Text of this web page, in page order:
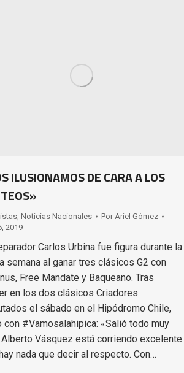
ILUSIONAMOS DE CARA A LOS
, Noticias Nacionales Por Ariel Gómez
2019
Carlos Urbina fue figura durante la
semana al ganar tres clásicos G2 con
Free Mandate y Baqueano. Tras
en los dos clásicos Criadores
el sábado en el Hipódromo Chile,
con #Vamosalahipica: «Salió todo muy
Alberto Vásquez está corriendo excelente
nada que decir al respecto. Con…